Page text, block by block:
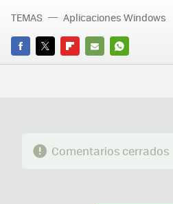
FACEBOOK
TWITTERFLIPBOARD
E-
WHATSAPP
TEMAS Aplicaciones Windows
Comentarios cerrados